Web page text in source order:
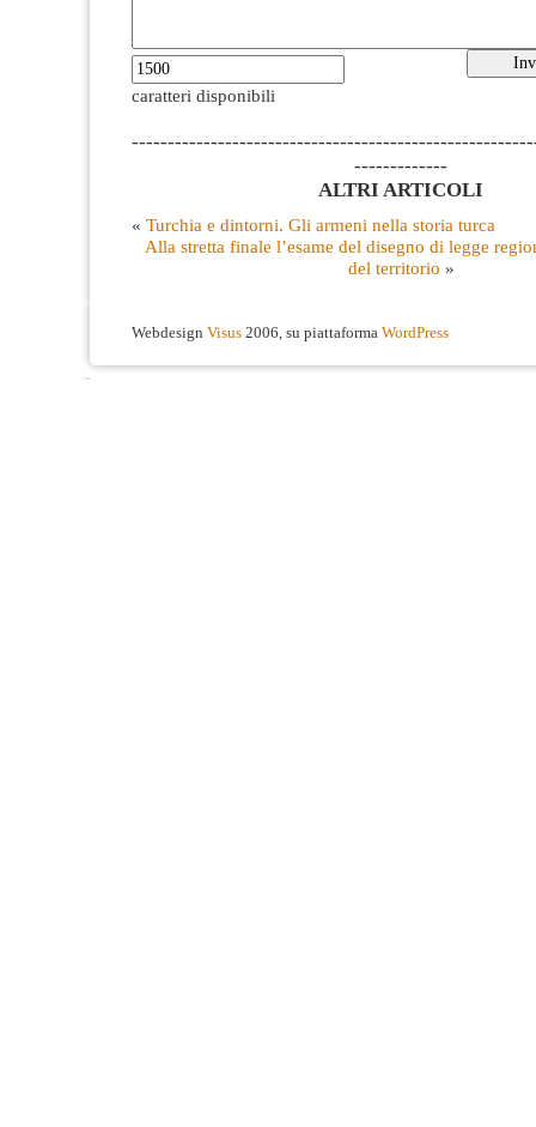
caratteri disponibili
-------------
ALTRI ARTICOLI
« Turchia e dintorni. Gli armeni nella storia turca
Alla stretta finale l’esame del disegno di legge
del territorio »
Webdesign Visus 2006, su piattaforma WordPress